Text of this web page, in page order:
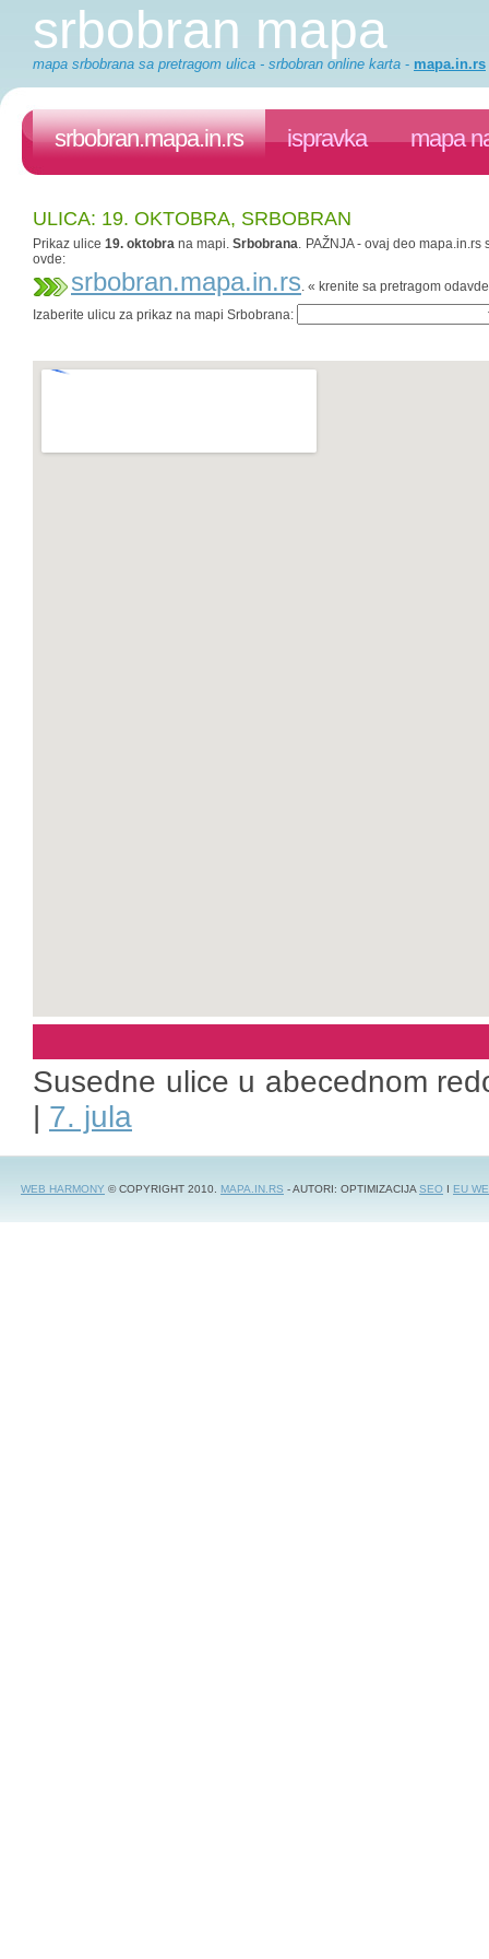
srbobran mapa
mapa srbobrana sa pretragom ulica - srbobran online karta - mapa.in.rs
srbobran.mapa.in.rs ispravka mapa
ULICA: 19. OKTOBRA, SRBOBRAN
Prikaz ulice19. oktobra na mapi.Srbobrana. PAŽNJA - ovaj deo
ovde:
srbobran.mapa.in.rs. « krenite sa pretragom odavde
Izaberite ulicu za prikaz na mapi Srbobrana:
Susedne ulice u abecednom
| 7. jula
WEB HARMONY © COPYRIGHT 2010. MAPA.IN.RS - AUTORI: OPTIMIZACIJASEO I EU